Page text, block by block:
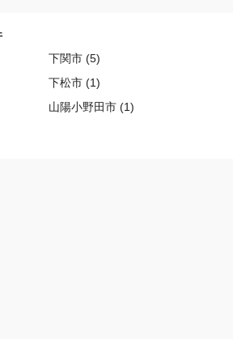
下関市 (5)
下松市 (1)
山陽小野田市 (1)